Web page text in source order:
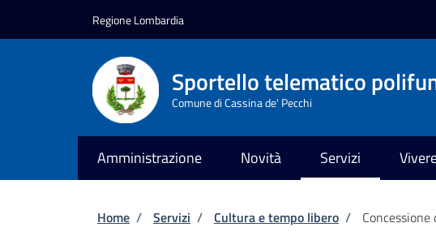
Regione Lombardia
Sportello telematico
Comune di Cassina de' Pecchi
Amministrazione Novità Servizi
Briciole di pane
Home / Servizi / Cultura e tempo libero /